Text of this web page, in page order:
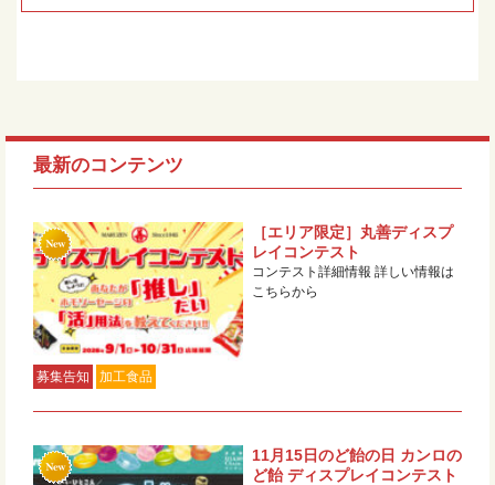
最新のコンテンツ
募集告知 加工食品
［エリア限定］丸善ディスプ
レイコンテスト
コンテスト詳細情報 詳しい情報は
こちらから
11月15日のど飴の日 カンロの
ど飴 ディスプレイコンテスト